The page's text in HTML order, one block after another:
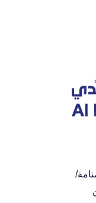
طريق: ٣٠١٧، المنامة/